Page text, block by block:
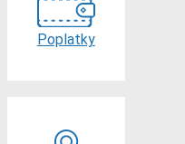
Poplatky